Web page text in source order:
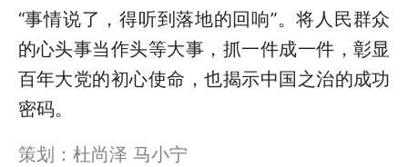
“事情说了，得听到落地的回响”。将人民群众
的心头事当作头等大事，抓一件成一件，彰显
百年大党的初心使命，也揭示中国之治的成功
密码。
策划：杜尚泽 马小宁